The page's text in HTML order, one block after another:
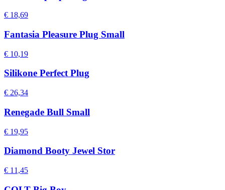
€ 18,69
Fantasia Pleasure Plug Small
€ 10,19
Silikone Perfect Plug
€ 26,34
Renegade Bull Small
€ 19,95
Diamond Booty Jewel Stor
€ 11,45